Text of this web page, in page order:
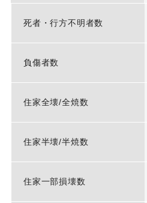
死者・行方不明者数
負傷者数
住家全壊/全焼数
住家半壊/半焼数
住家一部損壊数